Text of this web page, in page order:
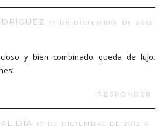
17 DE DICIEMBRE DE 2012
y bien combinado queda de lujo.
RESPONDER
DÍA
17 DE DICIEMBRE DE 2012 A